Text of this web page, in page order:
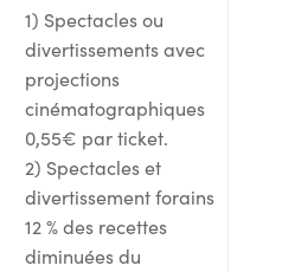
1) Spectacles ou
divertissements avec
projections
cinématographiques
0,55€ par ticket.
2) Spectacles et
divertissement forains
12 % des recettes
diminuées du